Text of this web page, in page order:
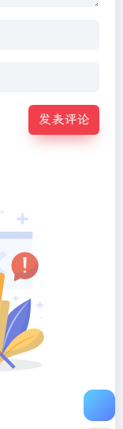
发表评论